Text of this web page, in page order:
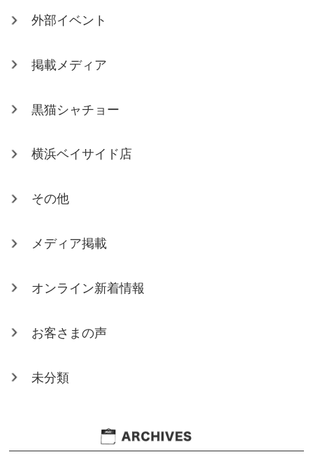
外部イベント
掲載メディア
黒猫シャチョー
横浜ベイサイド店
その他
メディア掲載
オンライン新着情報
お客さまの声
未分類